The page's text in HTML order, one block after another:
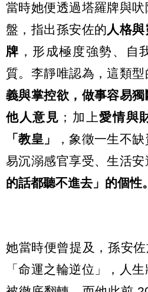
當時她便透過塔羅牌與
盤，指出孫安佐的 人格與
牌 ，形成極度強勢、自
質。李靜唯認為，這類型
義與掌控欲，做事容易
他人意見 ；加上愛情與
「教皇」
，象徵一生不
易沉溺感官享受、生活
的話都聽不進去」的個性。
她當時便曾提及，孫安
「命運之輪逆位」，人